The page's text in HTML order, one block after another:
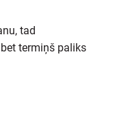
tad
termiņš paliks